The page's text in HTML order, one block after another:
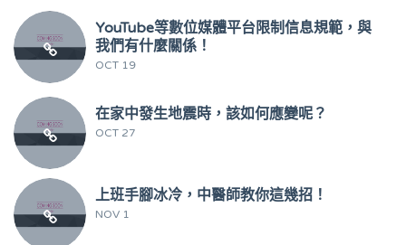
YouTube等數位媒體平台限制信息規範，與
我們有什麼關係！
OCT 19
在家中發生地震時，該如何應變呢？
OCT 27
上班手腳冰冷，中醫師教你這幾招！
NOV 1